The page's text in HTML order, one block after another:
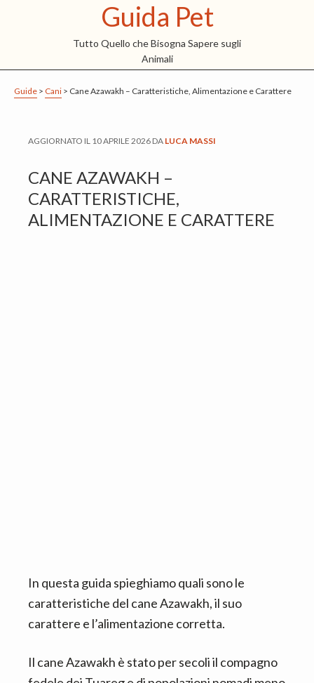
p
t
i
n
c
p
t
i
m
a
p
t
o
t
e
Guida Pet
Tutto Quello che Bisogna Sapere sugli
Animali
Guide > Cani > Cane Azawakh – Caratteristiche, Alimentazione e Carattere
AGGIORNATO IL 10 APRILE 2026 DA LUCA MASSI
CANE AZAWAKH –
CARATTERISTICHE,
ALIMENTAZIONE E CARATTERE
In questa guida spieghiamo quali sono le
caratteristiche del cane Azawakh, il suo
carattere e l’alimentazione corretta.
Il cane Azawakh è stato per secoli il compagno